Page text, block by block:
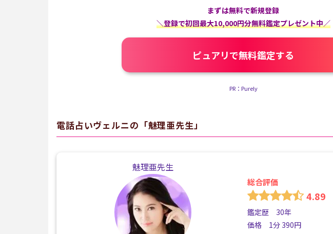
まずは無料で新規登録
＼登録で初回最大10,000円分無料鑑定プレゼント中／
ピュアリで無料鑑定する
PR：Purely
電話占いヴェルニの「魅理亜先生」
魅理亜先生
総合評価
4.89
鑑定歴 30年
価格 1分 390円